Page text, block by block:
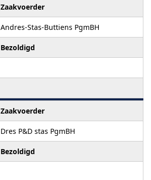
Zaakvoerder
Andres-Stas-Buttiens PgmBH
Bezoldigd
Zaakvoerder
Dres P&D stas PgmBH
Bezoldigd